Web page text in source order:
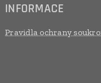
INFORMACE
Pravidla ochrany